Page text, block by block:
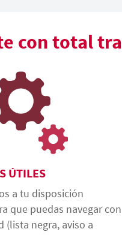
con total
ÚTILES
a tu disposición
que puedas navegar con
negra, aviso a